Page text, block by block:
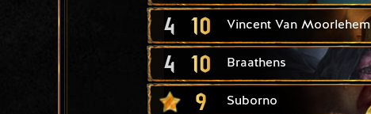
4 10 Vincent Van Moorlehem
4 10 Braathens
9 Suborno